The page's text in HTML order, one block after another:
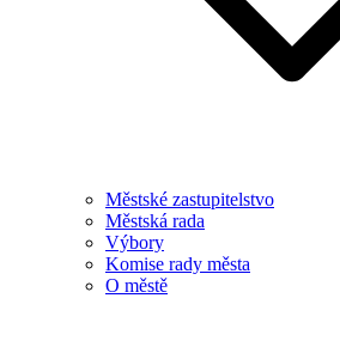
Městské zastupitelstvo
Městská rada
Výbory
Komise rady města
O městě